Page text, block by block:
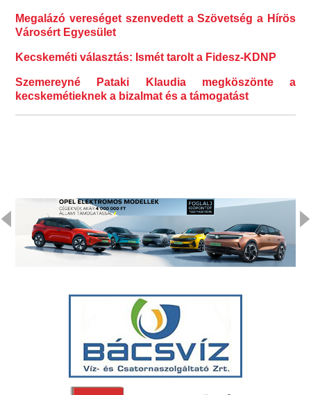
Megalázó vereséget szenvedett a Szövetség a Hírös
Városért Egyesület
Kecskeméti választás: Ismét tarolt a Fidesz-KDNP
Szemereyné Pataki Klaudia megköszönte a
kecskemétieknek a bizalmat és a támogatást